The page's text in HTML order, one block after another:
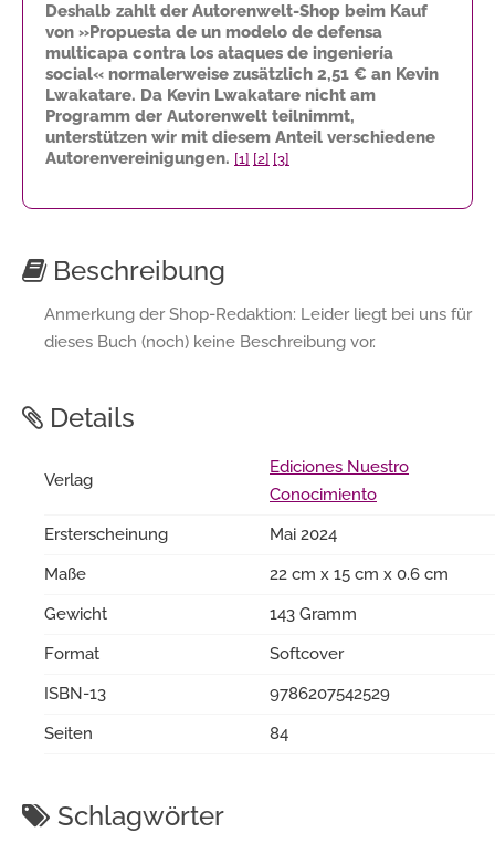
Deshalb zahlt der Autorenwelt-Shop beim Kauf
von »Propuesta de un modelo de defensa
multicapa contra los ataques de ingeniería
social« normalerweise zusätzlich 2,51 € an Kevin
Lwakatare. Da Kevin Lwakatare nicht am
Programm der Autorenwelt teilnimmt,
unterstützen wir mit diesem Anteil verschiedene
Autorenvereinigungen. [1] [2] [3]
Beschreibung
Anmerkung der Shop-Redaktion: Leider liegt bei uns für
dieses Buch (noch) keine Beschreibung vor.
Details
Verlag
Ediciones Nuestro
Conocimiento
Ersterscheinung
Mai 2024
Maße
22 cm x 15 cm x 0.6 cm
Gewicht
143 Gramm
Format
Softcover
ISBN-13
9786207542529
Seiten
84
Schlagwörter